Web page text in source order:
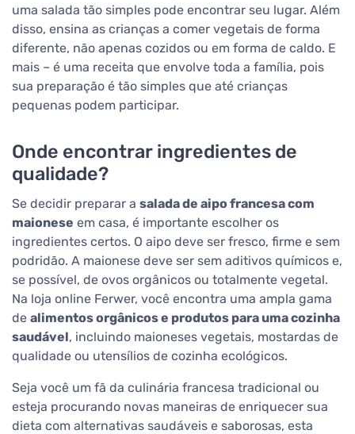
uma salada tão simples pode encontrar seu lugar. Além
disso, ensina as crianças a comer vegetais de forma
diferente, não apenas cozidos ou em forma de caldo. E
mais – é uma receita que envolve toda a família, pois
sua preparação é tão simples que até crianças
pequenas podem participar.
Onde encontrar ingredientes de
qualidade?
Se decidir preparar a salada de aipo francesa com
maionese em casa, é importante escolher os
ingredientes certos. O aipo deve ser fresco, firme e sem
podridão. A maionese deve ser sem aditivos químicos e,
se possível, de ovos orgânicos ou totalmente vegetal.
Na loja online Ferwer, você encontra uma ampla gama
de alimentos orgânicos e produtos para uma cozinha
saudável, incluindo maioneses vegetais, mostardas de
qualidade ou utensílios de cozinha ecológicos.
Seja você um fã da culinária francesa tradicional ou
esteja procurando novas maneiras de enriquecer sua
dieta com alternativas saudáveis e saborosas, esta